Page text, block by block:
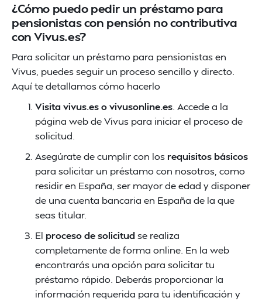
¿Cómo puedo pedir un préstamo para
pensionistas con pensión no contributiva
con Vivus.es?
Para solicitar un préstamo para pensionistas en
Vivus, puedes seguir un proceso sencillo y directo.
Aquí te detallamos cómo hacerlo
Visita vivus.es o vivusonline.es . Accede a la
página web de Vivus para iniciar el proceso de
solicitud.
Asegúrate de cumplir con los requisitos básicos
para solicitar un préstamo con nosotros, como
residir en España, ser mayor de edad y disponer
de una cuenta bancaria en España de la que
seas titular.
El proceso de solicitud se realiza
completamente de forma online. En la web
encontrarás una opción para solicitar tu
préstamo rápido. Deberás proporcionar la
información requerida para tu identificación y